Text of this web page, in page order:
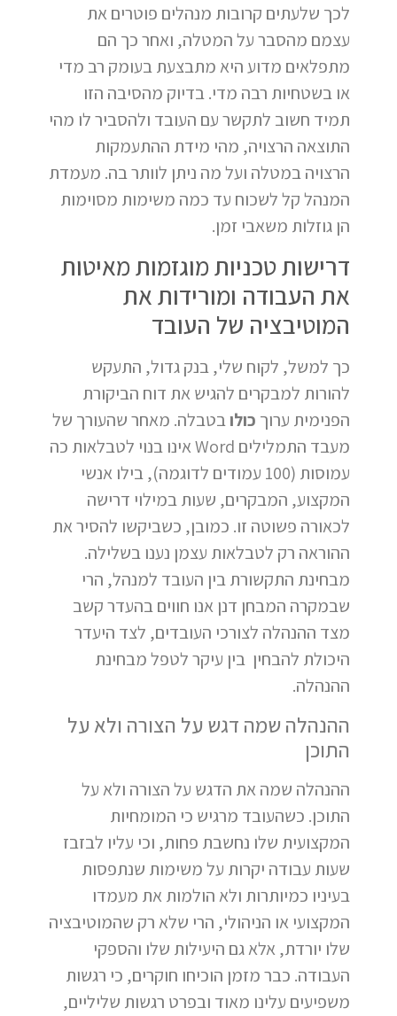
לכך שלעתים קרובות מנהלים פוטרים את
עצמם מהסבר על המטלה, ואחר כך הם
מתפלאים מדוע היא מתבצעת בעומק רב מדי
או בשטחיות רבה מדי. בדיוק מהסיבה הזו
תמיד חשוב לתקשר עם העובד ולהסביר לו מהי
התוצאה הרצויה, מהי מידת ההתעמקות
הרצויה במטלה ועל מה ניתן לוותר בה. מעמדת
המנהל קל לשכוח עד כמה משימות מסוימות
הן גוזלות משאבי זמן.
דרישות טכניות מוגזמות מאיטות
את העבודה ומורידות את
המוטיבציה של העובד
כך למשל, לקוח שלי, בנק גדול, התעקש
להורות למבקרים להגיש את דוח הביקורת
הפנימית ערוך כולובטבלה. מאחר שהעורך של
מעבד התמלילים Word אינו בנוי לטבלאות כה
עמוסות (100 עמודים לדוגמה), בילו אנשי
המקצוע, המבקרים, שעות במילוי דרישה
לכאורה פשוטה זו. כמובן, כשביקשו להסיר את
ההוראה רק לטבלאות עצמן נענו בשלילה.
מבחינת התקשורת בין העובד למנהל, הרי
שבמקרה המבחן דנן אנו חווים בהעדר קשב
מצד ההנהלה לצורכי העובדים, לצד היעדר
היכולת להבחין בין עיקר לטפל מבחינת
ההנהלה.
ההנהלה שמה דגש על הצורה ולא על
התוכן
ההנהלה שמה את הדגש על הצורה ולא על
התוכן. כשהעובד מרגיש כי המומחיות
המקצועית שלו נחשבת פחות, וכי עליו לבזבז
שעות עבודה יקרות על משימות שנתפסות
בעיניו כמיותרות ולא הולמות את מעמדו
המקצועי או הניהולי, הרי שלא רק שהמוטיבציה
שלו יורדת, אלא גם היעילות שלו והספקי
העבודה. כבר מזמן הוכיחו חוקרים, כי רגשות
משפיעים עלינו מאוד ובפרט רגשות שליליים,